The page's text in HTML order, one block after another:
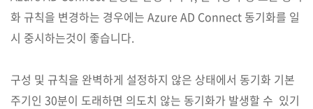
화 규칙을 변경하는 경우에는 Azure AD Connect 동기화를 일
시 중시하는것이 좋습니다.
구성 및 규칙을 완벽하게 설정하지 않은 상태에서 동기화 기본
주기인 30분이 도래하면 의도치 않는 동기화가 발생할 수 있기